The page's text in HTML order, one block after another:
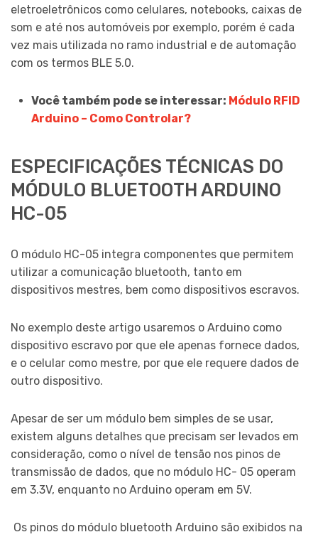
eletroeletrônicos como celulares, notebooks, caixas de
som e até nos automóveis por exemplo, porém é cada
vez mais utilizada no ramo industrial e de automação
com os termos BLE 5.0.
Você também pode se interessar: Módulo RFID
Arduino – Como Controlar?
ESPECIFICAÇÕES TÉCNICAS DO
MÓDULO BLUETOOTH ARDUINO
HC-05
O módulo HC-05 integra componentes que permitem
utilizar a comunicação bluetooth, tanto em
dispositivos mestres, bem como dispositivos escravos.
No exemplo deste artigo usaremos o Arduino como
dispositivo escravo por que ele apenas fornece dados,
e o celular como mestre, por que ele requere dados de
outro dispositivo.
Apesar de ser um módulo bem simples de se usar,
existem alguns detalhes que precisam ser levados em
consideração, como o nível de tensão nos pinos de
transmissão de dados, que no módulo HC- 05 operam
em 3.3V, enquanto no Arduino operam em 5V.
Os pinos do módulo bluetooth Arduino são exibidos na